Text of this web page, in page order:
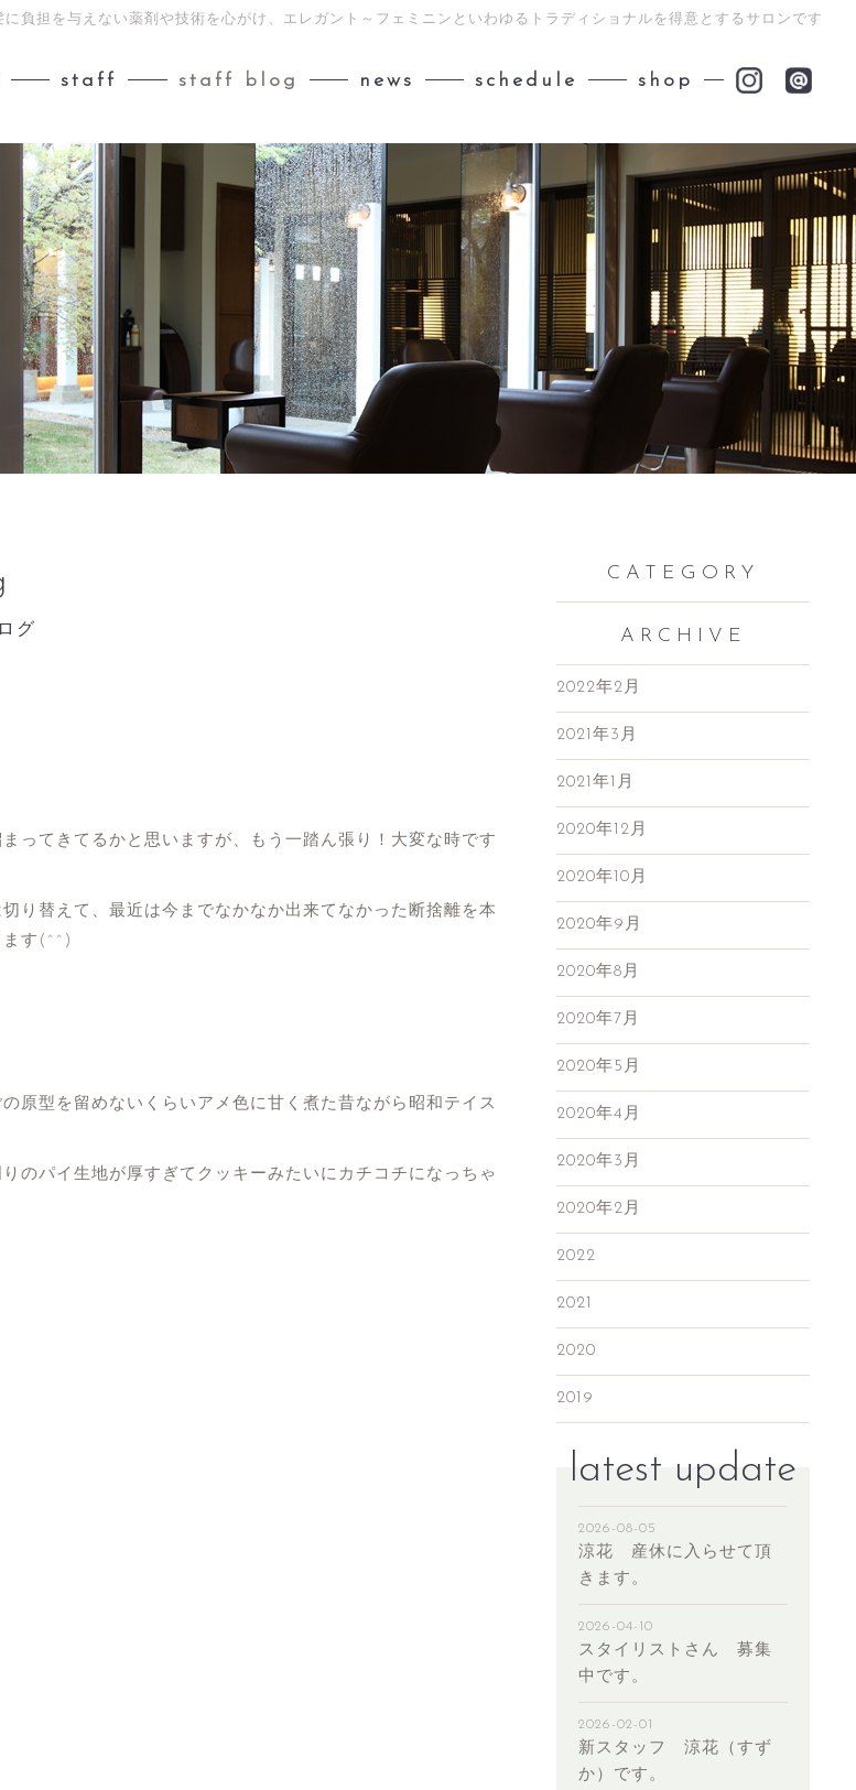
負担を与えない薬剤や技術を心がけ、エレガント～フェミニンといわゆるトラディショナルを得意とするサロンです
staff staff blog news schedule shop
グ
ってきてるかと思いますが、もう一踏ん張り！大変な時です
り替えて、最近は今までなかなか出来てなかった断捨離を本
ます(^^)
原型を留めないくらいアメ色に甘く煮た昔ながら昭和テイス
のパイ生地が厚すぎてクッキーみたいにカチコチになっちゃ
CATEGORY
ARCHIVE
2022年2月
2021年3月
2021年1月
2020年12月
2020年10月
2020年9月
2020年8月
2020年7月
2020年5月
2020年4月
2020年3月
2020年2月
2022
2021
2020
2019
latest update
2026-08-05
涼花 産休に入らせて頂
きます。
2026-04-10
スタイリストさん 募集
中です。
2026-02-01
新スタッフ 涼花（すず
か）です。